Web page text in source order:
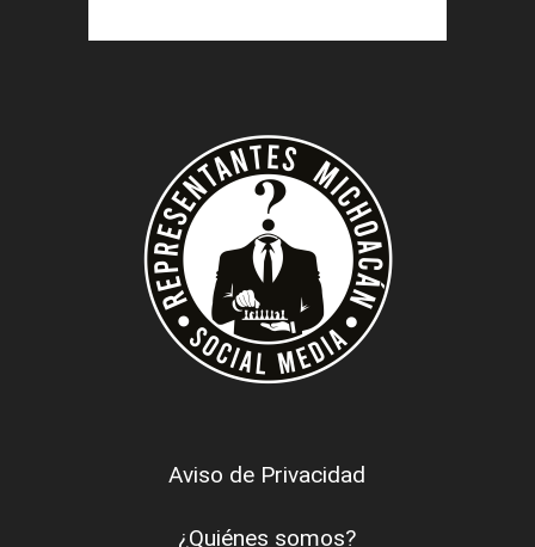
Aviso de Privacidad
¿Quiénes somos?